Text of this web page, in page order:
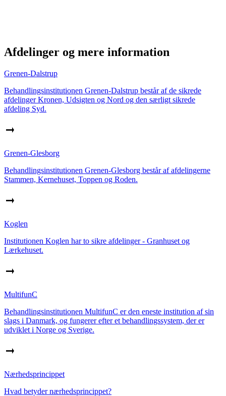
Afdelinger og mere information
Grenen-Dalstrup
Behandlingsinstitutionen Grenen-Dalstrup består af de sikrede
afdelinger Kronen, Udsigten og Nord og den særligt sikrede
afdeling Syd.
Grenen-Glesborg
Behandlingsinstitutionen Grenen-Glesborg består af afdelingerne
Stammen, Kernehuset, Toppen og Roden.
Koglen
Institutionen Koglen har to sikre afdelinger - Granhuset og
Lærkehuset.
MultifunC
Behandlingsinstitutionen MultifunC er den eneste institution af sin
slags i Danmark, og fungerer efter et behandlingssystem, der er
udviklet i Norge og Sverige.
Nærhedsprincippet
Hvad betyder nærhedsprincippet?